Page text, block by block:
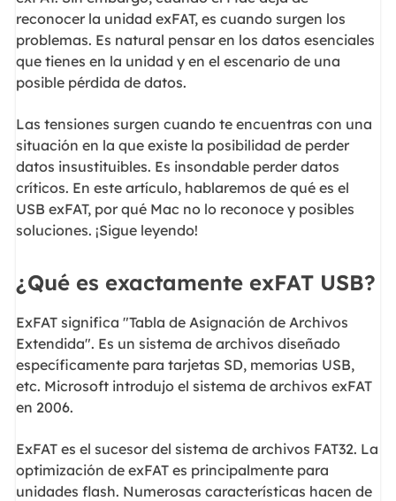
reconocer la unidad exFAT, es cuando surgen los
problemas. Es natural pensar en los datos esenciales
que tienes en la unidad y en el escenario de una
posible pérdida de datos.
Las tensiones surgen cuando te encuentras con una
situación en la que existe la posibilidad de perder
datos insustituibles. Es insondable perder datos
críticos. En este artículo, hablaremos de qué es el
USB exFAT, por qué Mac no lo reconoce y posibles
soluciones. ¡Sigue leyendo!
¿Qué es exactamente exFAT USB?
ExFAT significa "Tabla de Asignación de Archivos
Extendida". Es un sistema de archivos diseñado
específicamente para tarjetas SD, memorias USB,
etc. Microsoft introdujo el sistema de archivos exFAT
en 2006.
ExFAT es el sucesor del sistema de archivos FAT32. La
optimización de exFAT es principalmente para
unidades flash. Numerosas características hacen de